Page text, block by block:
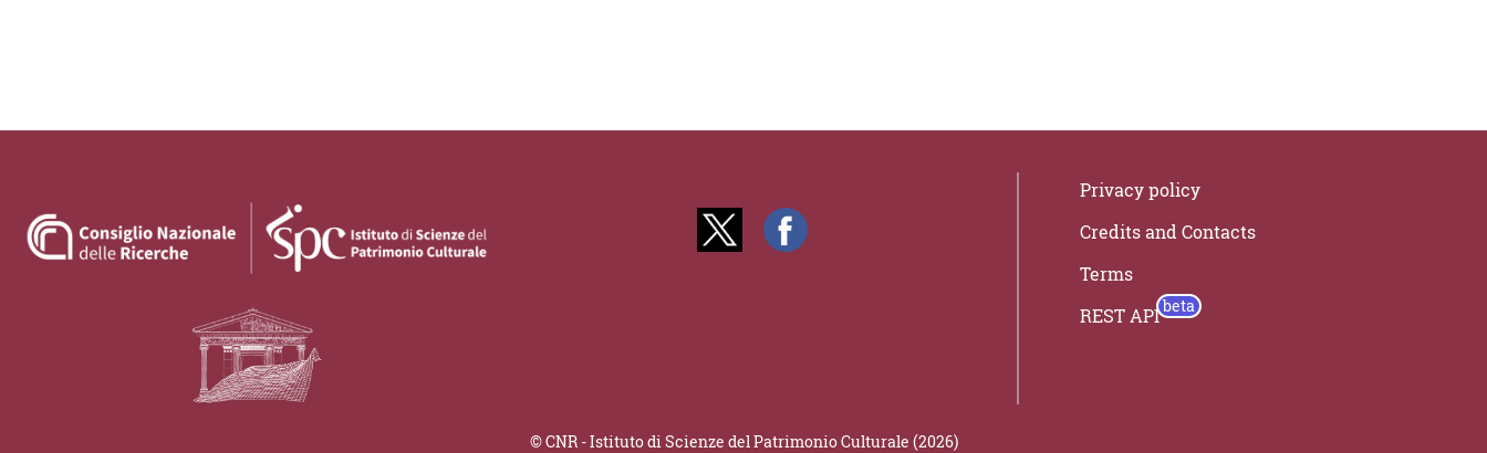
Privacy policy
Credits and Contacts
Terms
REST API
© CNR - Istituto di Scienze del Patrimonio Culturale (2026)